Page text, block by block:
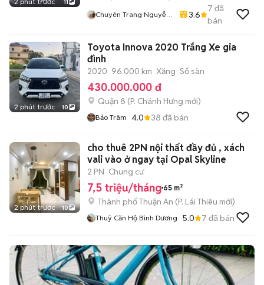
11
Chuyên Trang Nguyễn
3.6
7 đã
bán
2 phút trước 10
Toyota Innova 2020 Trắng Xe gia
đình
2020 96.000 km Xăng Số sàn
430.000.000 đ
Quận 8 (P. Chánh Hưng mới)
Bảo Trâm 4.0 38 đã bán
2 phút trước 10
cho thuê 2PN nội thất đầy đủ , xách
vali vào ở ngay tại Opal Skyline
2 PN Chung cư
7,5 triệu/tháng 65 m²
Thành phố Thuận An (P. Lái Thiêu mới)
Thuỷ Căn Hộ Bình Dương 5.0 7 đã bán